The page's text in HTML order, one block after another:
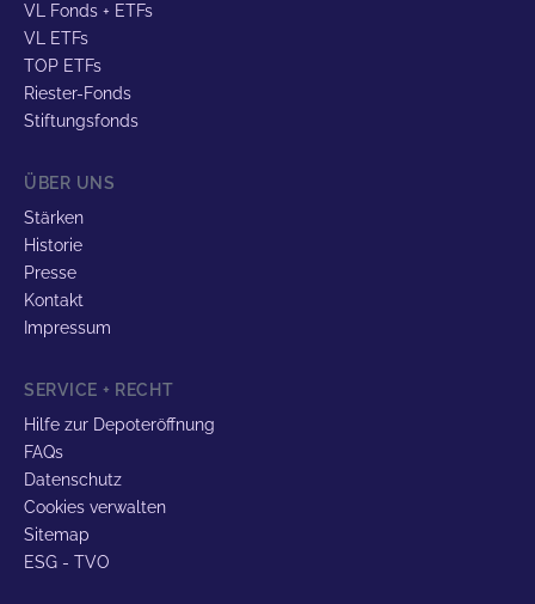
VL Fonds + ETFs
VL ETFs
TOP ETFs
Riester-Fonds
Stiftungsfonds
ÜBER UNS
Stärken
Historie
Presse
Kontakt
Impressum
SERVICE + RECHT
Hilfe zur Depoteröffnung
FAQs
Datenschutz
Cookies verwalten
Sitemap
ESG - TVO